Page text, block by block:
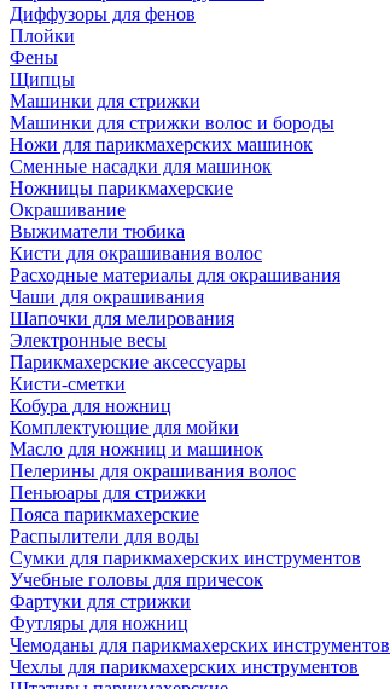
Диффузоры для фенов
Плойки
Фены
Щипцы
Машинки для стрижки
Машинки для стрижки волос и бороды
Ножи для парикмахерских машинок
Сменные насадки для машинок
Ножницы парикмахерские
Окрашивание
Выжиматели тюбика
Кисти для окрашивания волос
Расходные материалы для окрашивания
Чаши для окрашивания
Шапочки для мелирования
Электронные весы
Парикмахерские аксессуары
Кисти-сметки
Кобура для ножниц
Комплектующие для мойки
Масло для ножниц и машинок
Пелерины для окрашивания волос
Пеньюары для стрижки
Пояса парикмахерские
Распылители для воды
Сумки для парикмахерских инструментов
Учебные головы для причесок
Фартуки для стрижки
Футляры для ножниц
Чемоданы для парикмахерских инструментов
Чехлы для парикмахерских инструментов